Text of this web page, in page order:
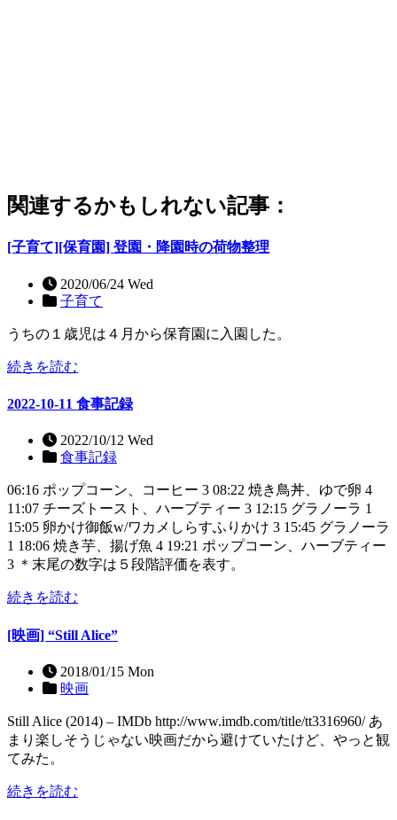
関連するかもしれない記事：
[子育て][保育園] 登園・降園時の荷物整理
2020/06/24 Wed
子育て
うちの１歳児は４月から保育園に入園した。
続きを読む
2022-10-11 食事記録
2022/10/12 Wed
食事記録
06:16 ポップコーン、コーヒー 3 08:22 焼き鳥丼、ゆで卵 4
11:07 チーズトースト、ハーブティー 3 12:15 グラノーラ 1
15:05 卵かけ御飯w/ワカメしらすふりかけ 3 15:45 グラノーラ
1 18:06 焼き芋、揚げ魚 4 19:21 ポップコーン、ハーブティー
3 ＊末尾の数字は５段階評価を表す。
続きを読む
[映画] “Still Alice”
2018/01/15 Mon
映画
Still Alice (2014) – IMDb http://www.imdb.com/title/tt3316960/ あ
まり楽しそうじゃない映画だから避けていたけど、やっと観
てみた。
続きを読む